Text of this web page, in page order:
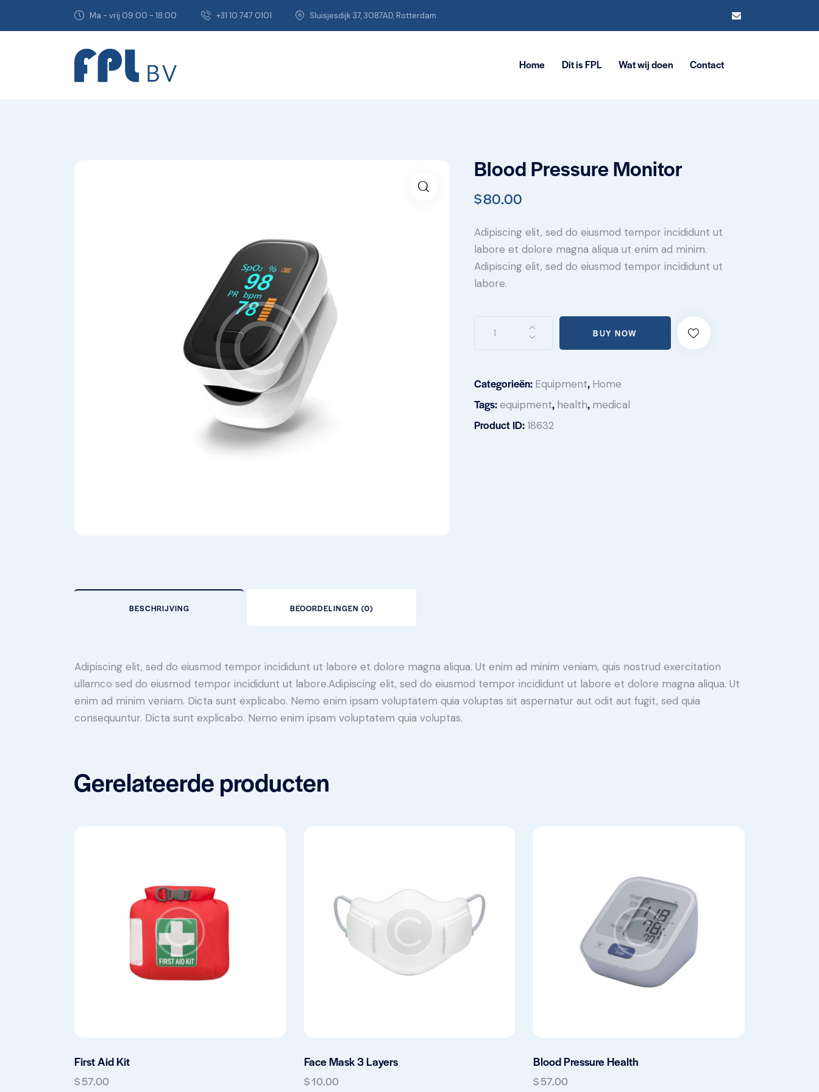
Ma - vrij 09:00 - 18:00 +31 10 747 0101 Sluisjesdijk 37, 3087AD, Rotterdam
Home Dit is FPL Wat wij doen Contact
Blood Pressure Monitor
$80.00
Adipiscing elit, sed do eiusmod tempor incididunt ut
labore et dolore magna aliqua ut enim ad minim.
Adipiscing elit, sed do eiusmod tempor incididunt ut
labore.
BUY NOW
Categorieën: Equipment, Home
Tags:equipment, health, medical
Product ID:18632
BESCHRIJVING BEOORDELINGEN (0)
Adipiscing elit, sed do eiusmod tempor incididunt ut labore et dolore magna aliqua. Ut enim ad minim veniam, quis nostrud exercitation
ullamco sed do eiusmod tempor incididunt ut labore.Adipiscing elit, sed do eiusmod tempor incididunt ut labore et dolore magna aliqua. Ut
enim ad minim veniam. Dicta sunt explicabo. Nemo enim ipsam voluptatem quia voluptas sit aspernatur aut odit aut fugit, sed quia
consequuntur. Dicta sunt explicabo. Nemo enim ipsam voluptatem quia voluptas.
Gerelateerde producten
First Aid Kit
$57.00
Face Mask 3 Layers
$10.00
Blood Pressure Health
$57.00